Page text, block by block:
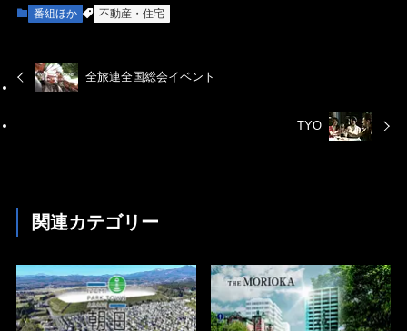
番組ほか 不動産・住宅
全旅連全国総会イベント
TYO
関連カテゴリー